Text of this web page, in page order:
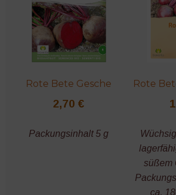
Rote Bete Gesche
2,70€
Packungsinhalt 5 g
Rote
süßem
ca.